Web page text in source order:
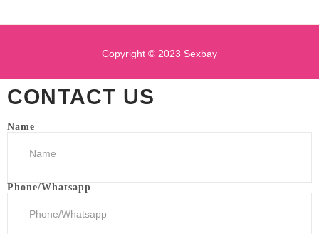
Copyright © 2023 Sexbay
CONTACT US
Name
Phone/Whatsapp